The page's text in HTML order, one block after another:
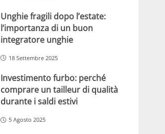
Unghie fragili dopo l’estate:
l’importanza di un buon
integratore unghie
18 Settembre 2025
Investimento furbo: perché
comprare un tailleur di qualità
durante i saldi estivi
5 Agosto 2025